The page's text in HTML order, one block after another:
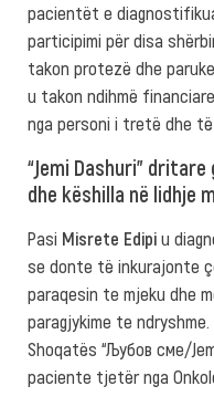
pacientët e
participimi për disa
takon protezë dhe
u takon ndihmë
nga personi i tretë dhe
“Jemi Dashuri”
dhe këshilla në lidhje
Pasi Misrete Edipi u
se donte të inkurajonte
paraqesin te mjeku dhe
paragjykime te
Shoqatës “Љубов сме/
paciente tjetër nga